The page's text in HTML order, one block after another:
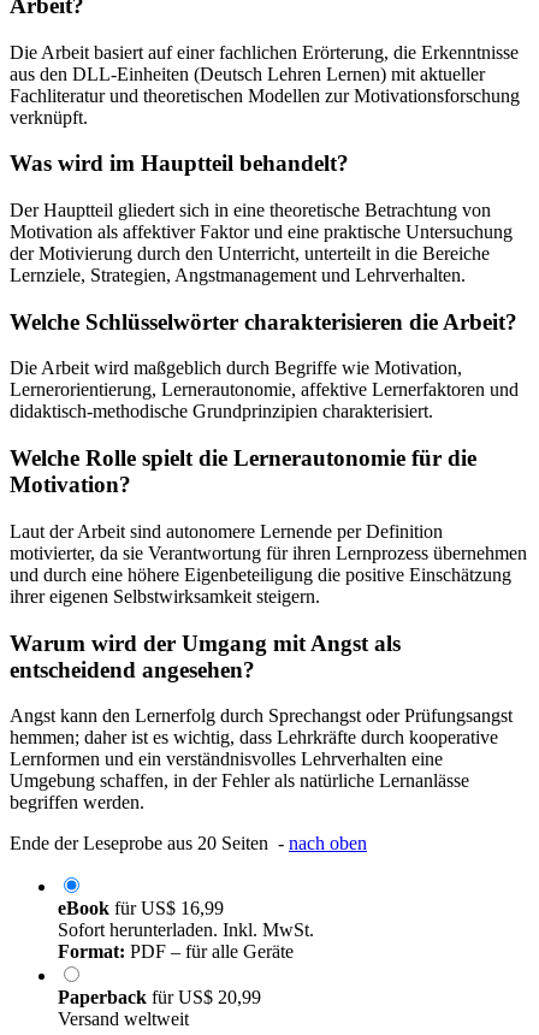
Arbeit?
Die Arbeit basiert auf einer fachlichen Erörterung, die Erkenntnisse
aus den DLL-Einheiten (Deutsch Lehren Lernen) mit aktueller
Fachliteratur und theoretischen Modellen zur Motivationsforschung
verknüpft.
Was wird im Hauptteil behandelt?
Der Hauptteil gliedert sich in eine theoretische Betrachtung von
Motivation als affektiver Faktor und eine praktische Untersuchung
der Motivierung durch den Unterricht, unterteilt in die Bereiche
Lernziele, Strategien, Angstmanagement und Lehrverhalten.
Welche Schlüsselwörter charakterisieren die Arbeit?
Die Arbeit wird maßgeblich durch Begriffe wie Motivation,
Lernerorientierung, Lernerautonomie, affektive Lernerfaktoren und
didaktisch-methodische Grundprinzipien charakterisiert.
Welche Rolle spielt die Lernerautonomie für die
Motivation?
Laut der Arbeit sind autonomere Lernende per Definition
motivierter, da sie Verantwortung für ihren Lernprozess übernehmen
und durch eine höhere Eigenbeteiligung die positive Einschätzung
ihrer eigenen Selbstwirksamkeit steigern.
Warum wird der Umgang mit Angst als
entscheidend angesehen?
Angst kann den Lernerfolg durch Sprechangst oder Prüfungsangst
hemmen; daher ist es wichtig, dass Lehrkräfte durch kooperative
Lernformen und ein verständnisvolles Lehrverhalten eine
Umgebung schaffen, in der Fehler als natürliche Lernanlässe
begriffen werden.
Ende der Leseprobe aus 20 Seiten - nach oben
eBook fürUS$ 16,99
Sofort herunterladen. Inkl. MwSt.
Format: PDF – für alle Geräte
Paperback fürUS$ 20,99
Versand weltweit